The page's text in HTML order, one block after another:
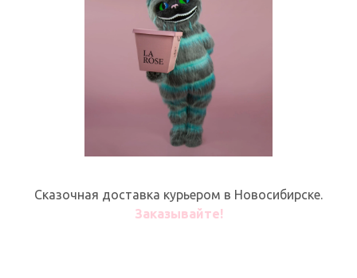
Сказочная доставка курьером в Новосибирске.
Заказывайте!